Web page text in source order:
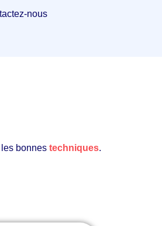
nous
bonnes techniques.